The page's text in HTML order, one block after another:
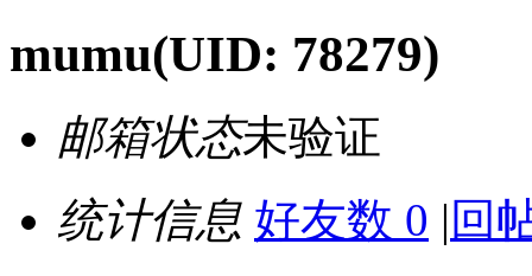
mumu(UID: 78279)
邮箱状态未验证
统计信息 好友数 0 | 回